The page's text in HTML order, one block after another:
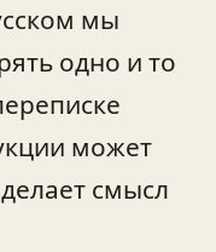
мы
одно и то
может
смысл